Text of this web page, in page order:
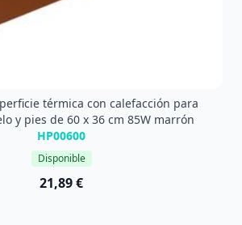
térmica con calefacción para
y pies de 60 x 36 cm 85W marrón
HP00600
Disponible
21,89 €